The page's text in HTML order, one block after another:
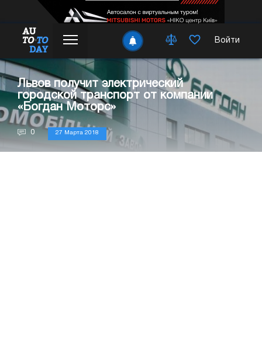
Войти
Львов получит электрический
городской транспорт от компании
«Богдан Моторс»
0 27 Марта 2018